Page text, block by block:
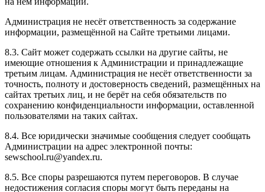
Администрация не несёт ответственность за содержание
информации, размещённой на Сайте третьими лицами.
8.3. Сайт может содержать ссылки на другие сайты, не
имеющие отношения к Администрации и принадлежащие
третьим лицам. Администрация не несёт ответственности за
точность, полноту и достоверность сведений, размещённых на
сайтах третьих лиц, и не берёт на себя обязательств по
сохранению конфиденциальности информации, оставленной
пользователями на таких сайтах.
8.4. Все юридически значимые сообщения следует сообщать
Администрации на адрес электронной почты:
sewschool.ru@yandex.ru.
8.5. Все споры разрешаются путем переговоров. В случае
недостижения согласия споры могут быть переданы на